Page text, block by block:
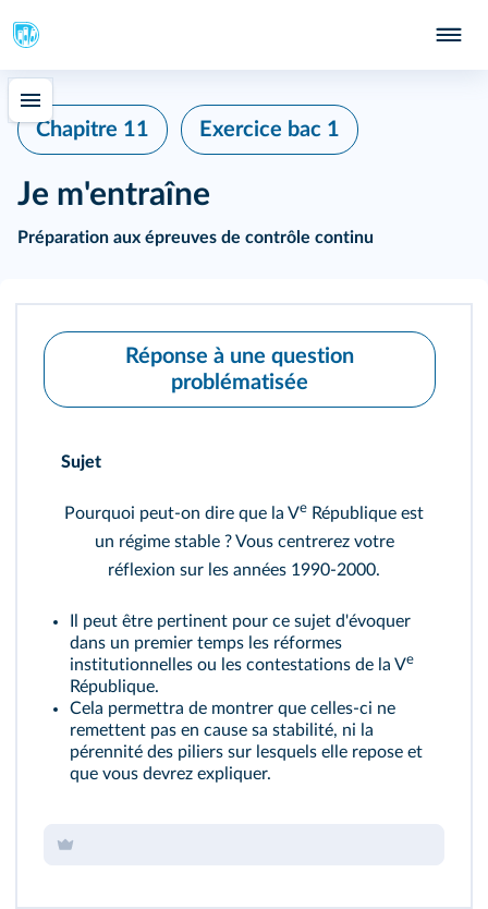
Chapitre 11 Exercice bac 1
Je m'entraîne
Préparation aux épreuves de contrôle continu
Réponse à une question
problématisée
Sujet
Pourquoi peut-on dire que la Ve République est
un régime stable ? Vous centrerez votre
réflexion sur les années 1990‑2000.
Il peut être pertinent pour ce sujet d'évoquer
dans un premier temps les réformes
institutionnelles ou les contestations de la Ve
République.
Cela permettra de montrer que celles‑ci ne
remettent pas en cause sa stabilité, ni la
pérennité des piliers sur lesquels elle repose et
que vous devrez expliquer.